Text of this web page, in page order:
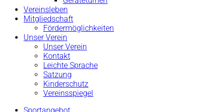
Vereinsleben
Mitgliedschaft
Fördermöglichkeiten
Unser Verein
Unser Verein
Kontakt
Leichte Sprache
Satzung
Kinderschutz
Vereinsspiegel